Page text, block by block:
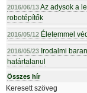
2016/06/13Az adysok a
robotépítők
2016/05/12 Életemmel
2016/05/23 Irodalmi
határtalanul
Összes hír
Keresett szöveg